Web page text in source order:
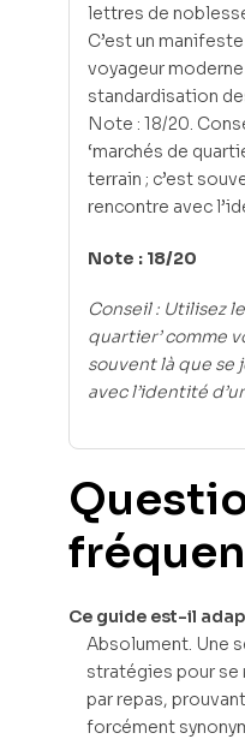
lettres de
C’est un
voyageur
standardisation
Note : 18/20.
‘marchés de
terrain ; c’est
rencontre avec
Note : 18/20
Conseil : Utilisez
quartier’ comme
souvent là que se
avec l’identité
Ce guide est-il
Absolument. Une
stratégies pour se
par repas,
forcément